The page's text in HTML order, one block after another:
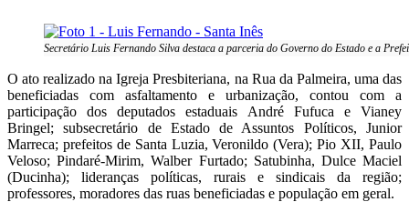
Secretário Luis Fernando Silva destaca a parceria do Governo do Estado e a
O ato realizado na Igreja Presbiteriana, na Rua da Palmeira, uma das
beneficiadas com asfaltamento e urbanização, contou com a
participação dos deputados estaduais André Fufuca e Vianey
Bringel; subsecretário de Estado de Assuntos Políticos, Junior
Marreca; prefeitos de Santa Luzia, Veronildo (Vera); Pio XII, Paulo
Veloso; Pindaré-Mirim, Walber Furtado; Satubinha, Dulce Maciel
(Ducinha); lideranças políticas, rurais e sindicais da região;
professores, moradores das ruas beneficiadas e população em geral.